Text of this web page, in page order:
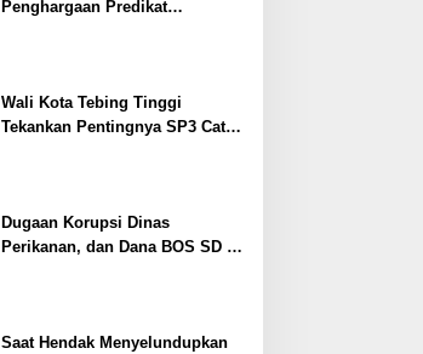
Penghargaan Predikat
Wali Kota Tebing Tinggi
Tekankan Pentingnya SP3 Catin
Dugaan Korupsi Dinas
Perikanan, dan Dana BOS SD –
Saat Hendak Menyelundupkan